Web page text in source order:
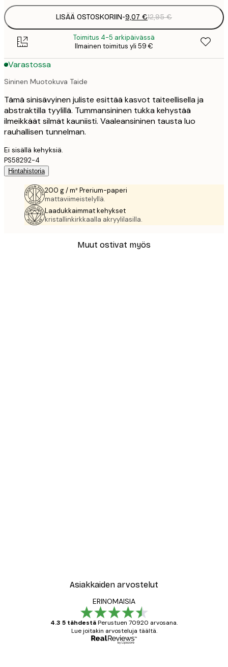
LISÄÄ OSTOSKORIIN-9,07 €12,95 €
Toimitus 4-5 arkipäivässä
Ilmainen toimitus yli 59 €
Varastossa
Sininen Muotokuva Taide
Tämä sinisävyinen juliste esittää kasvot taiteellisella ja
abstraktilla tyylillä. Tummansininen tukka kehystää
ilmeikkäät silmät kauniisti. Vaaleansininen tausta luo
rauhallisen tunnelman.
Ei sisällä kehyksiä.
PS58292-4
Hintahistoria
200 g / m² Prerium-paperi
mattaviimeistelyllä.
Laadukkaimmat kehykset
kristallinkirkkaalla akryylilasilla.
Muut ostivat myös
Asiakkaiden arvostelut
ERINOMAISIA
4.3 5 tähdestäPerustuen 70920 arvosana.
Lue joitakin arvosteluja täältä.